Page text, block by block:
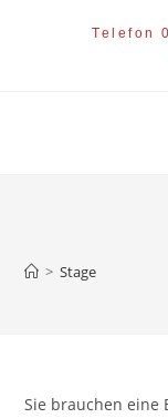
Telefon
> Stage
Sie brauchen eine